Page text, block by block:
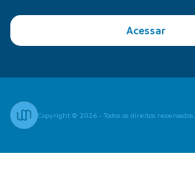
Acessar
Copyright © 2026 - Todos os direitos reservados.